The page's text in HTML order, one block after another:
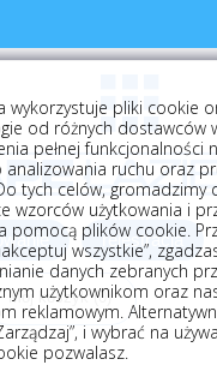
rejestracja
Mój koszyk (0)
wykorzystuje pliki cookie
od różnych dostawców
pełnej funkcjonalności
analizowania ruchu oraz
tych celów, gromadzimy
wzorców użytkowania i
pomocą plików cookie.
wszystkie”,
danych zebranych
użytkownikom oraz
reklamowym.
i wybrać na
pozwalasz.